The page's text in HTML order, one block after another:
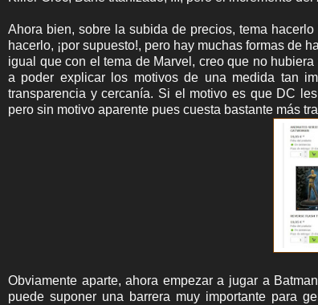
Ahora bien, sobre la subida de precios, tema
hacerlo, ¡por supuesto!, pero hay muchas formas de
igual que con el tema de Marvel, creo que no
a poder explicar los motivos de una medida tan
transparencia y cercanía. Si el motivo es que DC
pero sin motivo aparente pues cuesta bastante más
Obviamente aparte, ahora empezar a jugar a
puede suponer una barrera muy importante para